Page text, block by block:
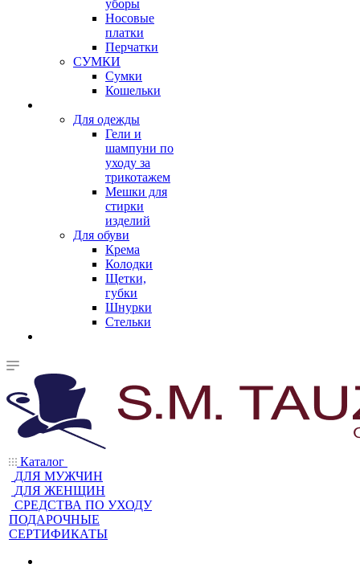
уборы
Носовые
платки
Перчатки
СУМКИ
Сумки
Кошельки
Для одежды
Гели и
шампуни по
уходу за
трикотажем
Мешки для
стирки
изделий
Для обуви
Крема
Колодки
Щетки,
губки
Шнурки
Стельки
Каталог
ДЛЯ МУЖЧИН
ДЛЯ ЖЕНЩИН
CРЕДСТВА ПО УХОДУ
ПОДАРОЧНЫЕ
СЕРТИФИКАТЫ